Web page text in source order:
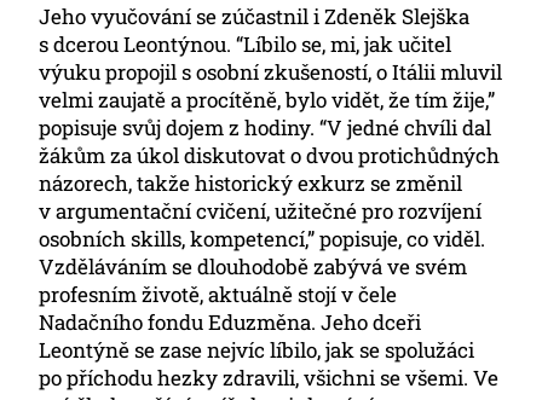
Jeho vyučování se zúčastnil i Zdeněk Slejška
s dcerou Leontýnou. “Líbilo se, mi, jak učitel
výuku propojil s osobní zkušeností, o Itálii mluvil
velmi zaujatě a procítěně, bylo vidět, že tím žije,”
popisuje svůj dojem z hodiny. “V jedné chvíli dal
žákům za úkol diskutovat o dvou protichůdných
názorech, takže historický exkurz se změnil
v argumentační cvičení, užitečné pro rozvíjení
osobních skills, kompetencí,” popisuje, co viděl.
Vzděláváním se dlouhodobě zabývá ve svém
profesním životě, aktuálně stojí v čele
Nadačního fondu Eduzměna. Jeho dceři
Leontýně se zase nejvíc líbilo, jak se spolužáci
po příchodu hezky zdravili, všichni se všemi. Ve